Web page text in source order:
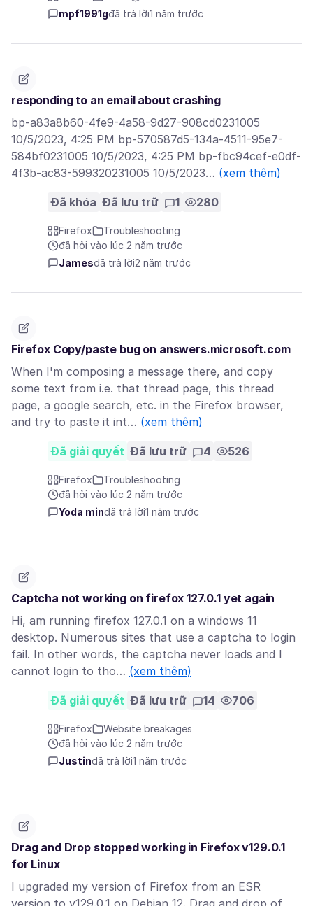
mpf1991gđã trả lời1 năm trước
responding to an email about crashing
bp-a83a8b60-4fe9-4a58-9d27-908cd0231005
10/5/2023, 4:25 PM bp-570587d5-134a-4511-95e7-
584bf0231005 10/5/2023, 4:25 PM bp-fbc94cef-e0df-
4f3b-ac83-599320231005 10/5/2023… (xem thêm)
Đã khóa Đã lưu trữ 1 280
Firefox
Troubleshooting
đã hỏi vào lúc 2 năm trước
Jamesđã trả lời2 năm trước
Firefox Copy/paste bug on answers.microsoft.com
When I'm composing a message there, and copy
some text from i.e. that thread page, this thread
page, a google search, etc. in the Firefox browser,
and try to paste it int… (xem thêm)
Đã giải quyết Đã lưu trữ 4 526
Firefox
Troubleshooting
đã hỏi vào lúc 2 năm trước
Yoda minđã trả lời1 năm trước
Captcha not working on firefox 127.0.1 yet again
Hi, am running firefox 127.0.1 on a windows 11
desktop. Numerous sites that use a captcha to login
fail. In other words, the captcha never loads and I
cannot login to tho… (xem thêm)
Đã giải quyết Đã lưu trữ 14 706
Firefox
Website breakages
đã hỏi vào lúc 2 năm trước
Justinđã trả lời1 năm trước
Drag and Drop stopped working in Firefox v129.0.1
for Linux
I upgraded my version of Firefox from an ESR